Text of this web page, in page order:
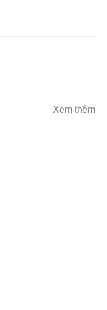
Xem thêm